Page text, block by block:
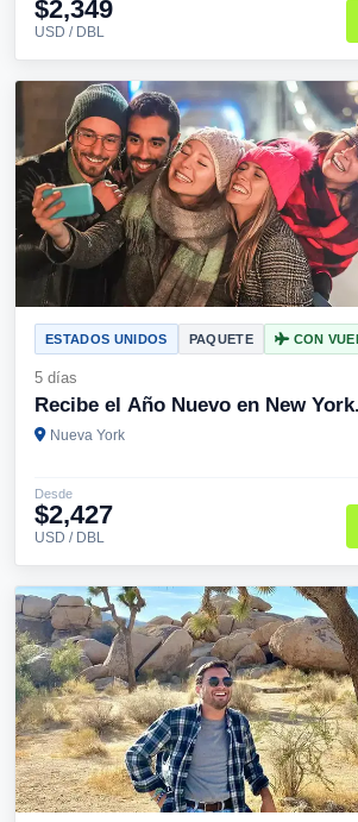
$2,349
USD / DBL
ESTADOS UNIDOS PAQUETE CON
5 días
Recibe el Año Nuevo en New York.
Nueva York
Desde
$2,427
USD / DBL